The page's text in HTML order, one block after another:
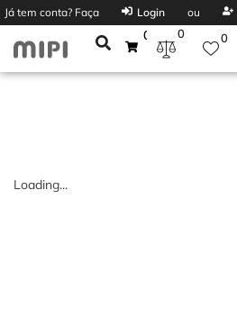
Já tem conta? Faça Login ou
0 0 0
Loading...